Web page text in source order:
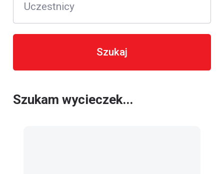
Uczestnicy
Szukaj
Szukam wycieczek...